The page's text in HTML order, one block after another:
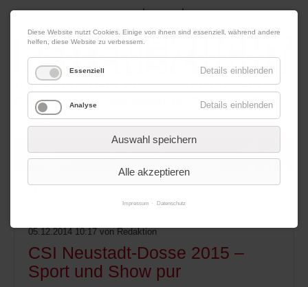
09. August 2026 Impressum|Kontakt|Datenschutz
Werbung
05.12.2014 10:17 von Redaktion
CSI Neustadt-Dosse 2015 –
Sport und Show pur
Diese Website nutzt Cookies. Einige von ihnen sind essenziell, während andere
helfen, diese Website zu verbessern.
Essenziell Details einblenden
Analyse Details einblenden
Auswahl speichern
Alle akzeptieren
Impressum Datenschutz